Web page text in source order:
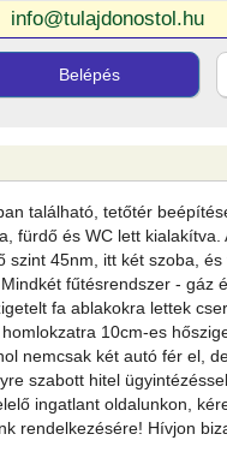
info@tulajdonostol.hu
Belépés
található, tetőtér
fürdő és WC lett kialakítva.
45nm, itt két szoba,
fűtésrendszer - gáz
fa ablakokra lettek
10cm-es
nemcsak két autó fér el,
szabott hitel
ingatlant oldalunkon,
rendelkezésére! Hívjon